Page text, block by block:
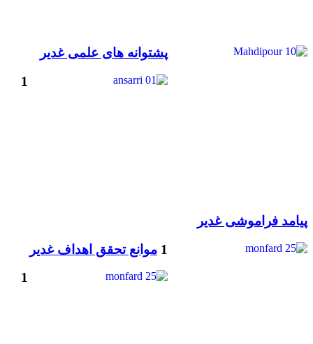
پشتوانه های علمی غدیر
1
پیامد فراموشی غدیر
1 موانع تحقق اهداف غدیر
1